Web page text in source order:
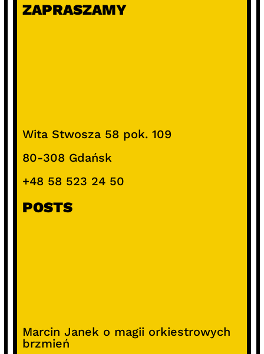
ZAPRASZAMY
Wita Stwosza 58 pok. 109
80-308 Gdańsk
+48 58 523 24 50
POSTS
Marcin Janek o magii orkiestrowych
brzmień